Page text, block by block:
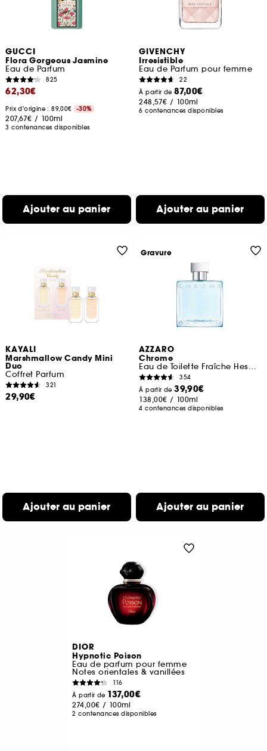
GUCCI
Flora Gorgeous Jasmine
Eau de Parfum
825
62,30€
Prix d'origine : 89,00€ -30%
207,67€ / 100ml
3 contenances disponibles
Ajouter au panier
GIVENCHY
Irresistible
Eau de Parfum pour femme
22
À partir de87,00€
248,57€ / 100ml
6 contenances disponibles
Ajouter au panier
KAYALI
Marshmallow Candy Mini
Duo
Coffret Parfum
321
29,90€
Ajouter au panier
AZZARO
Chrome
Eau de Toilette Fraîche Hespéridée
354
À partir de39,90€
138,00€ / 100ml
4 contenances disponibles
Ajouter au panier
Gravure
DIOR
Hypnotic Poison
Eau de parfum pour femme
Notes orientales & vanillées
116
À partir de 137,00€
274,00€ / 100ml
2 contenances disponibles